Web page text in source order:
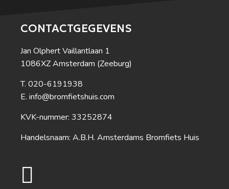
CONTACTGEGEVENS
Jan Olphert Vaillantlaan 1
1086XZ Amsterdam (Zeeburg)
020-6191938
info@bromfietshuis.com
KVK-nummer: 33252874
Handelsnaam: A.B.H. Amsterdams Bromfiets Huis